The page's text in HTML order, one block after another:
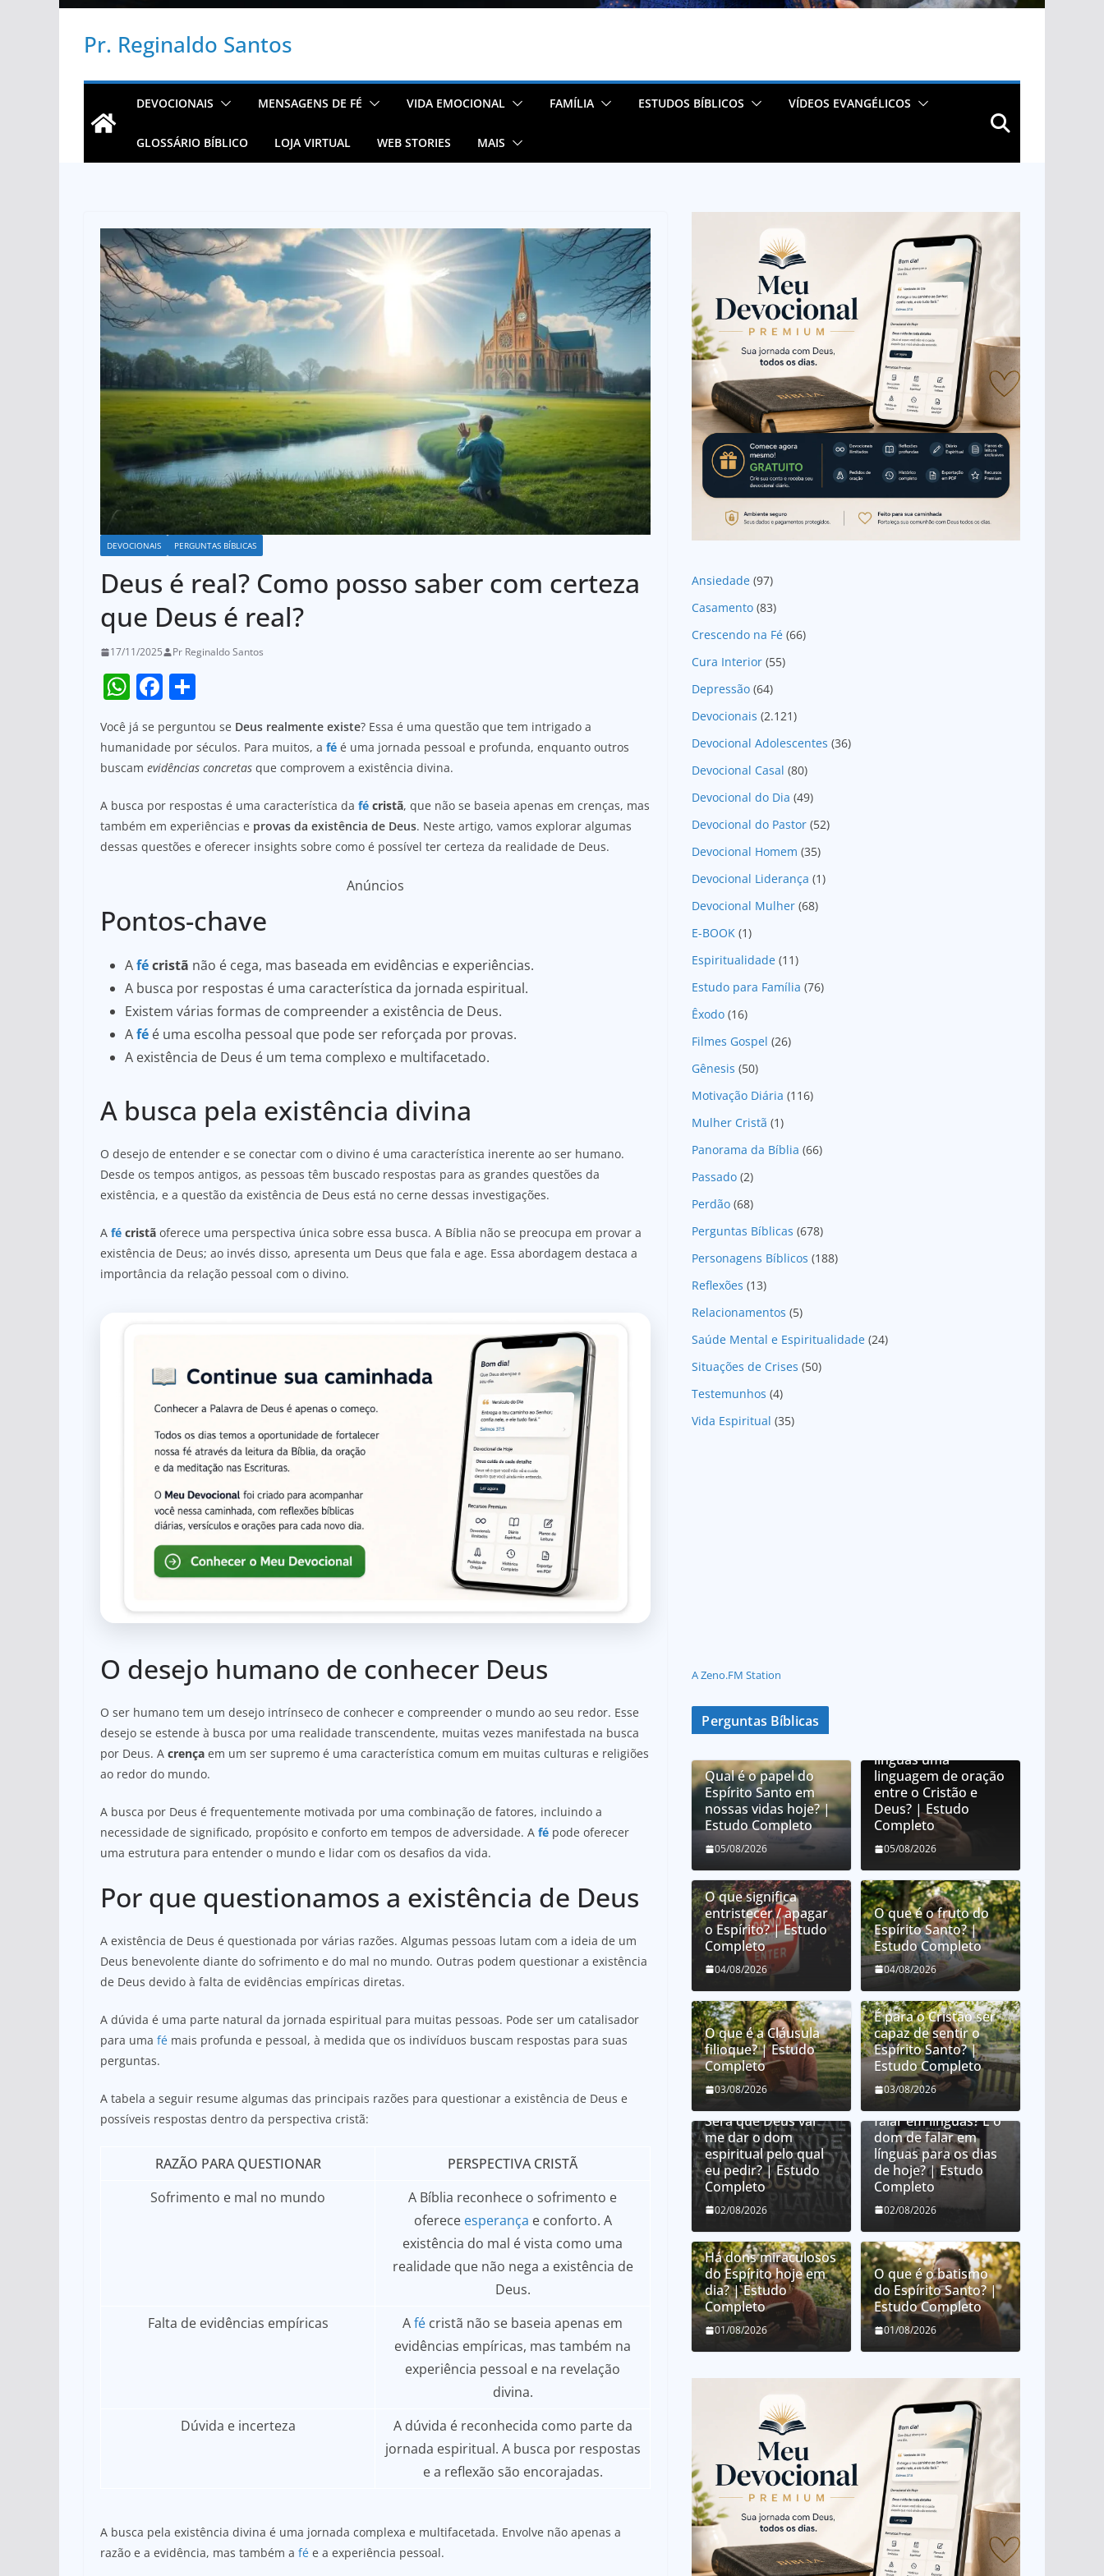
Pr. Reginaldo Santos
DEVOCIONAIS MENSAGENS DE FÉ VIDA EMOCIONAL FAMÍLIA ESTUDOS BÍBLICOS VÍDEOS EVANGÉLICOS
GLOSSÁRIO BÍBLICO LOJA VIRTUAL WEB STORIES MAIS
DEVOCIONAIS PERGUNTAS BÍBLICAS
Deus é real? Como posso saber com certeza
que Deus é real?
17/11/2025 Pr Reginaldo Santos
W
h
at
s
p
p
F
c
e
o
o
ar
e
Você já se perguntou se Deus realmente existe? Essa é uma questão que tem intrigado a
humanidade por séculos. Para muitos, a fé é uma jornada pessoal e profunda, enquanto outros
buscam evidências concretas que comprovem a existência divina.
A busca por respostas é uma característica da fé cristã, que não se baseia apenas em crenças, mas
também em experiências e provas da existência de Deus. Neste artigo, vamos explorar algumas
dessas questões e oferecer insights sobre como é possível ter certeza da realidade de Deus.
Anúncios
Pontos-chave
Afécristã não é cega, mas baseada em evidências e experiências.
A busca por respostas é uma característica da jornada espiritual.
Existem várias formas de compreender a existência de Deus.
Afé é uma escolha pessoal que pode ser reforçada por provas.
A existência de Deus é um tema complexo e multifacetado.
A busca pela existência divina
O desejo de entender e se conectar com o divino é uma característica inerente ao ser humano.
Desde os tempos antigos, as pessoas têm buscado respostas para as grandes questões da
existência, e a questão da existência de Deus está no cerne dessas investigações.
A fé cristã oferece uma perspectiva única sobre essa busca. A Bíblia não se preocupa em provar a
existência de Deus; ao invés disso, apresenta um Deus que fala e age. Essa abordagem destaca a
importância da relação pessoal com o divino.
O desejo humano de conhecer Deus
O ser humano tem um desejo intrínseco de conhecer e compreender o mundo ao seu redor. Esse
desejo se estende à busca por uma realidade transcendente, muitas vezes manifestada na busca
por Deus. A crença em um ser supremo é uma característica comum em muitas culturas e religiões
ao redor do mundo.
A busca por Deus é frequentemente motivada por uma combinação de fatores, incluindo a
necessidade de significado, propósito e conforto em tempos de adversidade. A fé pode oferecer
uma estrutura para entender o mundo e lidar com os desafios da vida.
Por que questionamos a existência de Deus
A existência de Deus é questionada por várias razões. Algumas pessoas lutam com a ideia de um
Deus benevolente diante do sofrimento e do mal no mundo. Outras podem questionar a existência
de Deus devido à falta de evidências empíricas diretas.
A dúvida é uma parte natural da jornada espiritual para muitas pessoas. Pode ser um catalisador
para uma fé mais profunda e pessoal, à medida que os indivíduos buscam respostas para suas
perguntas.
A tabela a seguir resume algumas das principais razões para questionar a existência de Deus e
possíveis respostas dentro da perspectiva cristã:
RAZÃO PARA QUESTIONAR
PERSPECTIVA CRISTÃ
Sofrimento e mal no mundo
A Bíblia reconhece o sofrimento e
oferece esperança e conforto. A
existência do mal é vista como uma
realidade que não nega a existência de
Deus.
Falta de evidências empíricas
Afé cristã não se baseia apenas em
evidências empíricas, mas também na
experiência pessoal e na revelação
divina.
Dúvida e incerteza
A dúvida é reconhecida como parte da
jornada espiritual. A busca por respostas
e a reflexão são encorajadas.
A busca pela existência divina é uma jornada complexa e multifacetada. Envolve não apenas a
razão e a evidência, mas também a fé e a experiência pessoal.
Ansiedade (97)
Casamento (83)
Crescendo na Fé (66)
Cura Interior (55)
Depressão (64)
Devocionais (2.121)
Devocional Adolescentes (36)
Devocional Casal (80)
Devocional do Dia (49)
Devocional do Pastor (52)
Devocional Homem (35)
Devocional Liderança (1)
Devocional Mulher (68)
E-BOOK (1)
Espiritualidade (11)
Estudo para Família (76)
Êxodo (16)
Filmes Gospel (26)
Gênesis (50)
Motivação Diária (116)
Mulher Cristã (1)
Panorama da Bíblia (66)
Passado (2)
Perdão (68)
Perguntas Bíblicas (678)
Personagens Bíblicos (188)
Reflexões (13)
Relacionamentos (5)
Saúde Mental e Espiritualidade (24)
Situações de Crises (50)
Testemunhos (4)
Vida Espiritual (35)
A Zeno.FM Station
Perguntas Bíblicas
Qual é o papel do
Espírito Santo em
nossas vidas hoje? |
Estudo Completo
05/08/2026
línguas uma
linguagem de oração
entre o Cristão e
Deus? | Estudo
Completo
05/08/2026
O que significa
entristecer / apagar
o Espírito? | Estudo
Completo
04/08/2026
O que é o fruto do
Espírito Santo? |
Estudo Completo
04/08/2026
O que é a Cláusula
filioque? | Estudo
Completo
03/08/2026
É para o Cristão ser
capaz de sentir o
Espírito Santo? |
Estudo Completo
03/08/2026
Como Deus distribui
Será que Deus vai
me dar o dom
espiritual pelo qual
eu pedir? | Estudo
Completo
02/08/2026
falar em línguas? É o
dom de falar em
línguas para os dias
de hoje? | Estudo
Completo
02/08/2026
Há dons miraculosos
do Espírito hoje em
dia? | Estudo
Completo
01/08/2026
O que é o batismo
do Espírito Santo? |
Estudo Completo
01/08/2026